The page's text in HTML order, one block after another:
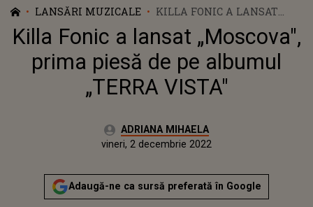
LANSĂRI MUZICALE
KILLA FONIC A LANSAT
„MOSCOVA", PRIMA PIESĂ
DE PE ALBUMUL „TERRA
VISTA"
Killa Fonic a lansat „Moscova",
prima piesă de pe albumul
„TERRA VISTA"
Autor:ADRIANA MIHAELA
joi, 2 decembrie 2021Actualizat:
vineri, 2 decembrie 2022
Adaugă-ne ca sursă preferată în Google